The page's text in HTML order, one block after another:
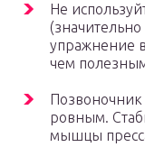
Не
упражнение
чем
Позвоночник
ровным.
мышцы